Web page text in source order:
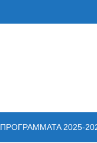
ΠΡΟΓΡΑΜΜΑΤΑ 2025-